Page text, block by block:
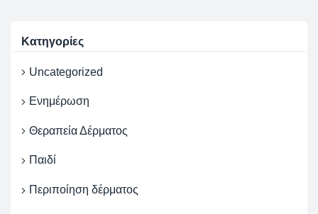
Κατηγορίες
Uncategorized
Ενημέρωση
Θεραπεία Δέρματος
Παιδί
Περιποίηση δέρματος